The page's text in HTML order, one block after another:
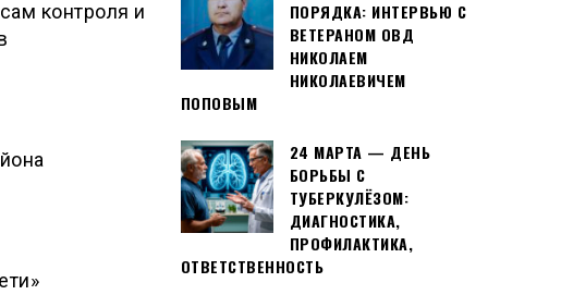
контроля и
ПОРЯДКА: ИНТЕРВЬЮ С
ВЕТЕРАНОМ ОВД
НИКОЛАЕМ
НИКОЛАЕВИЧЕМ
ПОПОВЫМ
24 МАРТА — ДЕНЬ
БОРЬБЫ С
ТУБЕРКУЛЁЗОМ:
ДИАГНОСТИКА,
ПРОФИЛАКТИКА,
ОТВЕТСТВЕННОСТЬ